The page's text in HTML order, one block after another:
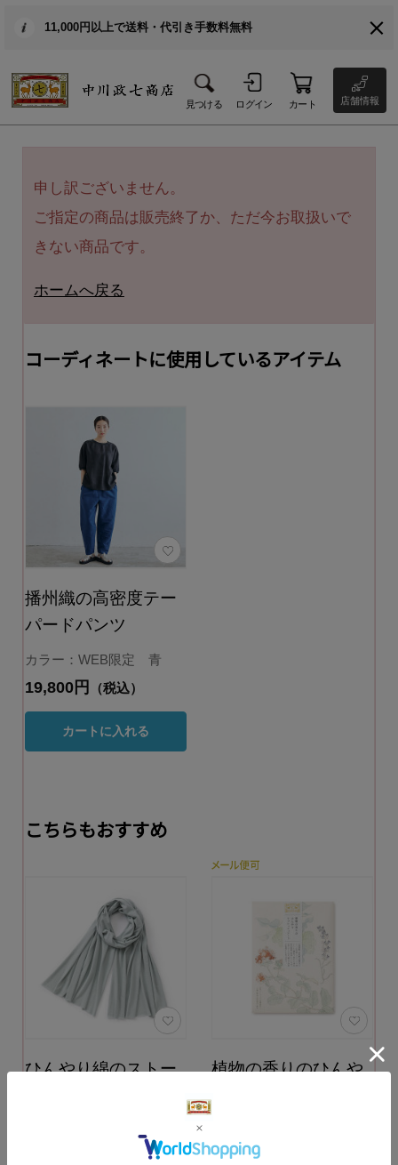
11,000円以上で送料・代引き手数料無料
見つける ログイン カート 店舗情報
申し訳ございません。
ご指定の商品は販売終了か、ただ今お取扱いで
きない商品です。
ホームへ戻る
コーディネートに使用しているアイテム
播州織の高密度テー
パードパンツ
カラー：WEB限定 青
19,800円 （税込）
カートに入れる
こちらもおすすめ
ひんやり綿のストー
植物の香りのひんや
りリフレッシュシー
990円（税込）